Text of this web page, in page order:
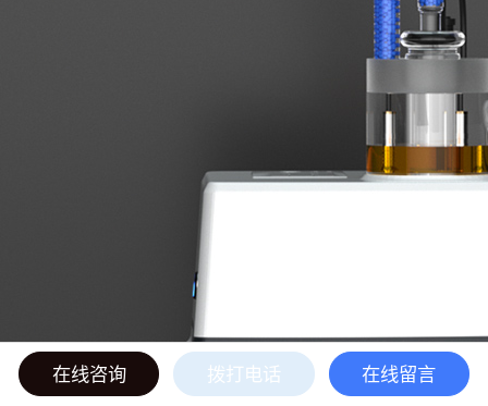
在线咨询 拨打电话 在线留言